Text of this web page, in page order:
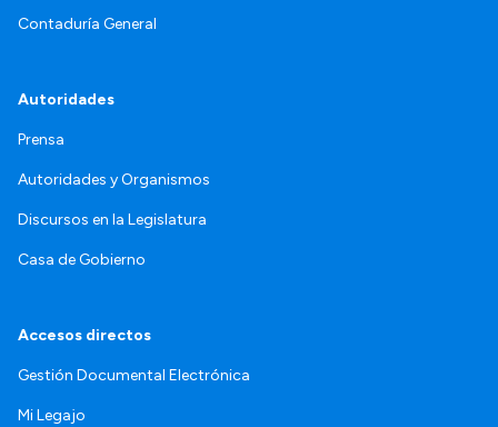
Contaduría General
Autoridades
Prensa
Autoridades y Organismos
Discursos en la Legislatura
Casa de Gobierno
Accesos directos
Gestión Documental Electrónica
Mi Legajo